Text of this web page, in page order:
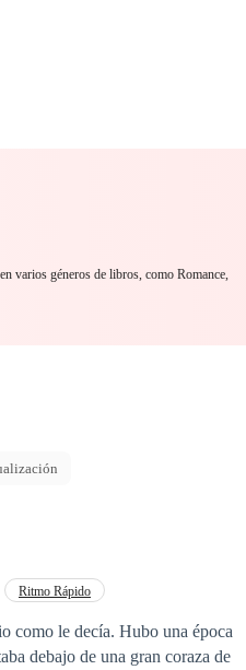
varios géneros de libros, como Romance,
Ritmo Rápido
como le decía. Hubo una época
debajo de una gran coraza de